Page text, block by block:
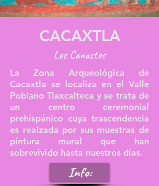
CACAXTLA
Los Canastos
La Zona Arqueológica de
Cacaxtla se localiza en el Valle
Poblano Tlaxcalteca y se trata de
un centro ceremonial
prehispánico cuya trascendencia
es realzada por sus muestras de
pintura mural que han
sobrevivido hasta nuestros días.
Info: